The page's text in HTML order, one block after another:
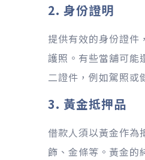
2. 身份證明
提供有效的身份證件
護照。有些當舖可能
二證件，例如駕照或
3. 黃金抵押品
借款人須以黃金作為
飾、金條等。黃金的